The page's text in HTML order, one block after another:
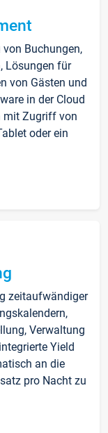
Buchungen,
Lösungen für
von Gästen und
in der Cloud
mit Zugriff von
oder ein
zeitaufwändiger
Verwaltung
Yield
an die
pro Nacht zu